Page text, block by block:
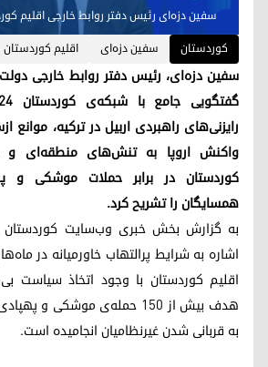
سفین دزه‌ای رئیس دفتر روابط خارجی اقلیم
کوردستان
سفین دزه‌ای اقلیم کوردستان
سفین دزه‌ای، رئیس دفتر روابط خارجی
رایزنی‌های راهبردی اربیل در ترکیه، موانع
واکنش اروپا به تنش‌های منطقه‌ای و
کوردستان در برابر حملات موشکی و
همسایگان را تشریح کرد.
اشاره به شرایط پرالتهاب خاورمیانه در
اقلیم کوردستان با وجود اتخاذ سیاست
هدف بیش از ۱۵۰ حمله‌ی موشکی
به قربانی شدن غیرنظامیان انجامیده است.